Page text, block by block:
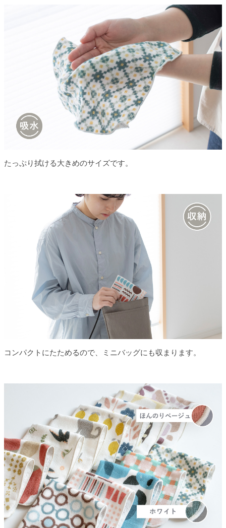
たっぷり拭ける大きめのサイズです。
コンパクトにたためるので、ミニバッグにも収まります。